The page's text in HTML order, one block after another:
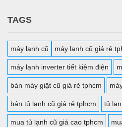
TAGS
máy lạnh cũ máy lạnh cũ giá rẻ
máy lạnh inverter tiết kiệm điện
bán máy giặt cũ giá rẻ tphcm
bán tủ lạnh cũ giá rẻ tphcm tủ
mua tủ lạnh cũ giá cao tphcm